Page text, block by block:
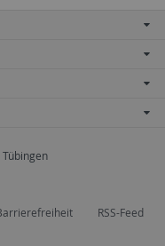
RSS-Feed